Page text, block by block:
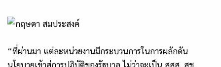
“ที่ผ่านมา แต่ละหน่วยงานมีกระบวนการในการผลักดัน
นโยบายเข้าสู่การปฏิบัติของรัฐบาล ไม่ว่าจะเป็น สสส. สช.